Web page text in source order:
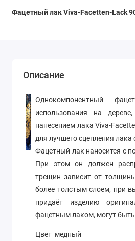
Фацетный лак Viva-Facetten-Lack
Описание
Однокомпонентный
использования на
нанесением лака Viva-
для лучшего сцепления лака
Фацетный лак наносится с
При этом он должен
трещин зависит от
более толстым слоем, при
придаёт изделию
фацетным лаком, могут
Цвет медный